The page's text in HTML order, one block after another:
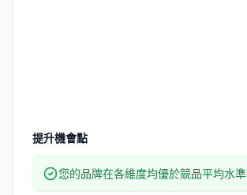
提升機會點
您的品牌在各維度均優於競品平均水準